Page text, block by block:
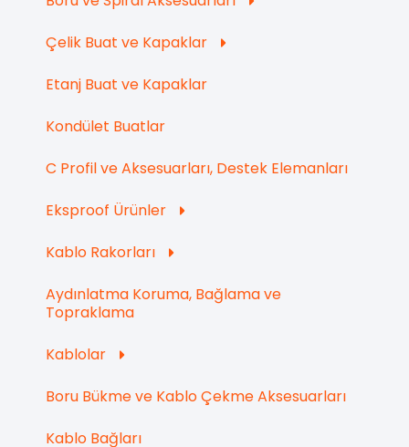
Çelik Buat ve Kapaklar
Etanj Buat ve Kapaklar
Kondület Buatlar
C Profil ve Aksesuarları, Destek Elemanları
Eksproof Ürünler
Kablo Rakorları
Aydınlatma Koruma, Bağlama ve
Topraklama
Kablolar
Boru Bükme ve Kablo Çekme Aksesuarları
Kablo Bağları